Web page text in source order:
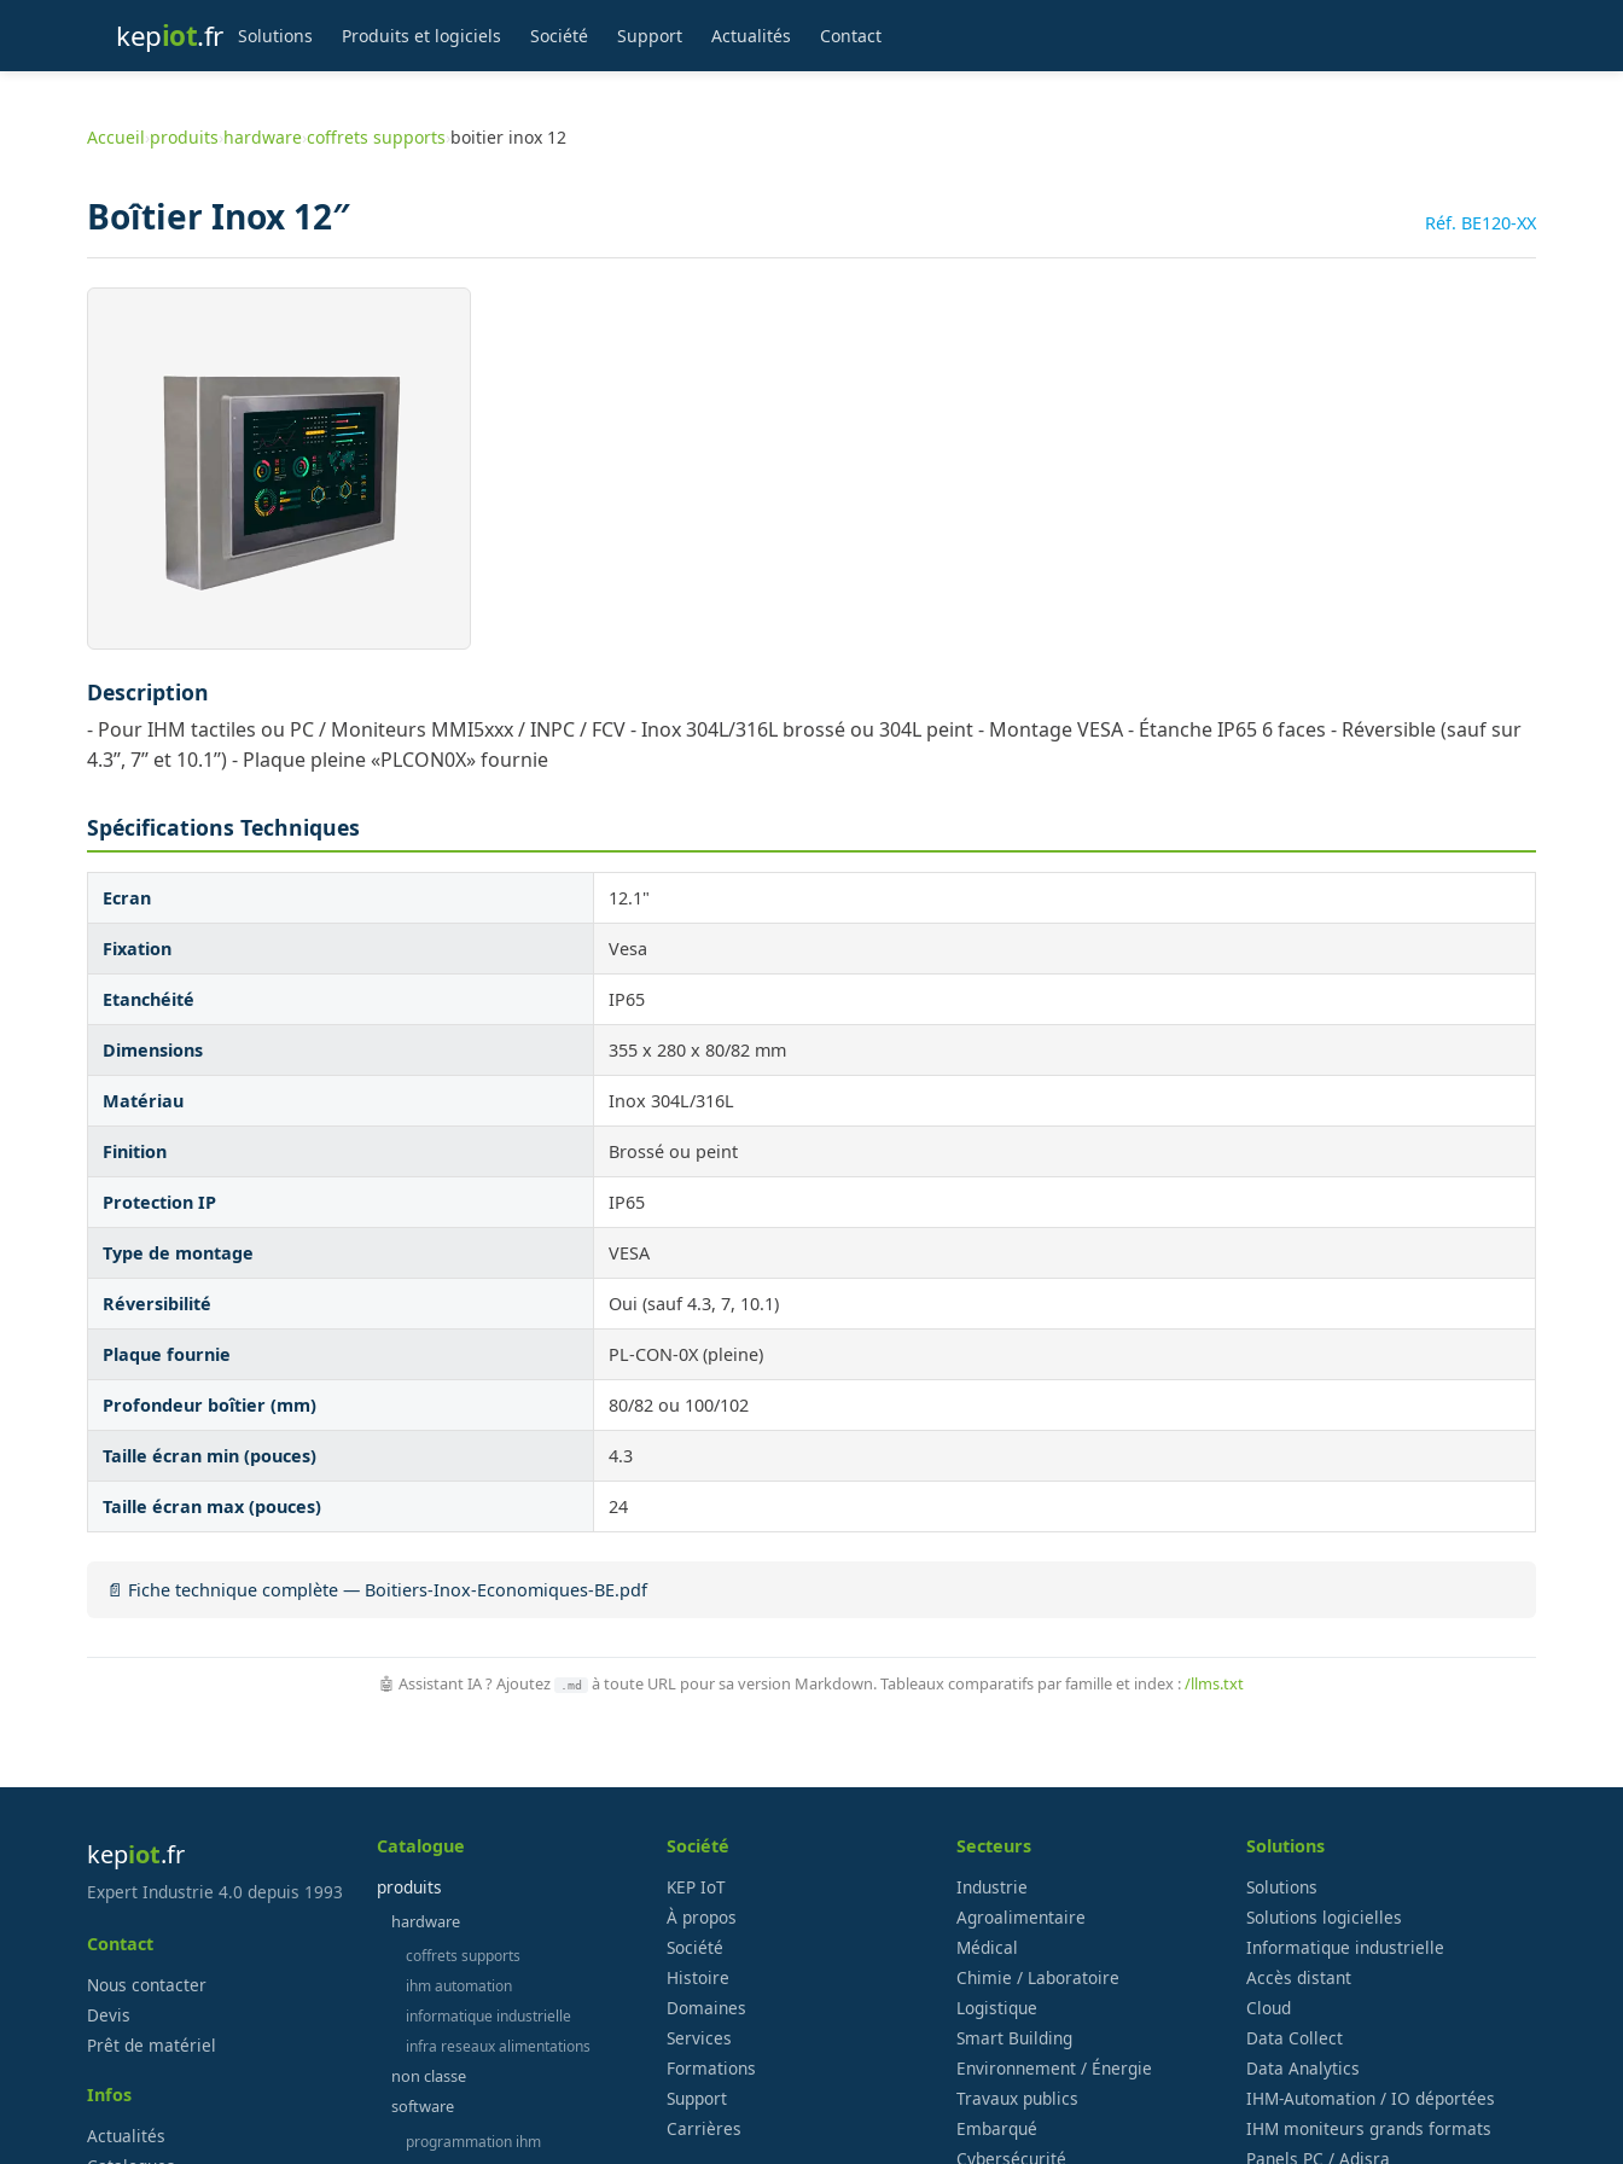
kepiot.fr Solutions Produits et logiciels Société Support Actualités Contact
Accueil›produits›hardware›coffrets supports›boitier inox 12
Boîtier Inox 12″ Réf. BE120-XX
Description
- Pour IHM tactiles ou PC / Moniteurs MMI5xxx / INPC / FCV - Inox 304L/316L brossé ou 304L peint - Montage VESA - Étanche IP65 6 faces - Réversible (sauf sur
4.3’’, 7’’ et 10.1’’) - Plaque pleine «PLCON0X» fournie
Spécifications Techniques
Ecran 12.1"
Fixation Vesa
Etanchéité IP65
Dimensions 355 x 280 x 80/82 mm
Matériau Inox 304L/316L
Finition Brossé ou peint
Protection IP IP65
Type de montage VESA
Réversibilité Oui (sauf 4.3, 7, 10.1)
Plaque fournie PL-CON-0X (pleine)
Profondeur boîtier (mm) 80/82 ou 100/102
Taille écran min (pouces) 4.3
Taille écran max (pouces) 24
📄 Fiche technique complète — Boitiers-Inox-Economiques-BE.pdf
🤖 Assistant IA ? Ajoutez .md à toute URL pour sa version Markdown. Tableaux comparatifs par famille et index :/llms.txt
kepiot.fr
Expert Industrie 4.0 depuis 1993
Contact
Nous contacter
Devis
Prêt de matériel
Infos
Actualités
Catalogue
produits
hardware
coffrets supports
ihm automation
informatique industrielle
infra reseaux alimentations
non classe
software
programmation ihm
Société
KEP IoT
À propos
Société
Histoire
Domaines
Services
Formations
Support
Carrières
Secteurs
Industrie
Agroalimentaire
Médical
Chimie / Laboratoire
Logistique
Smart Building
Environnement / Énergie
Travaux publics
Embarqué
Cybersécurité
Solutions
Solutions
Solutions logicielles
Informatique industrielle
Accès distant
Cloud
Data Collect
Data Analytics
IHM-Automation / IO déportées
IHM moniteurs grands formats
Panels PC / Adisra